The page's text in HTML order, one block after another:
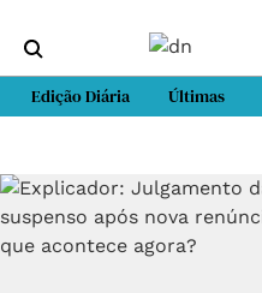
Edição Diária Últimas